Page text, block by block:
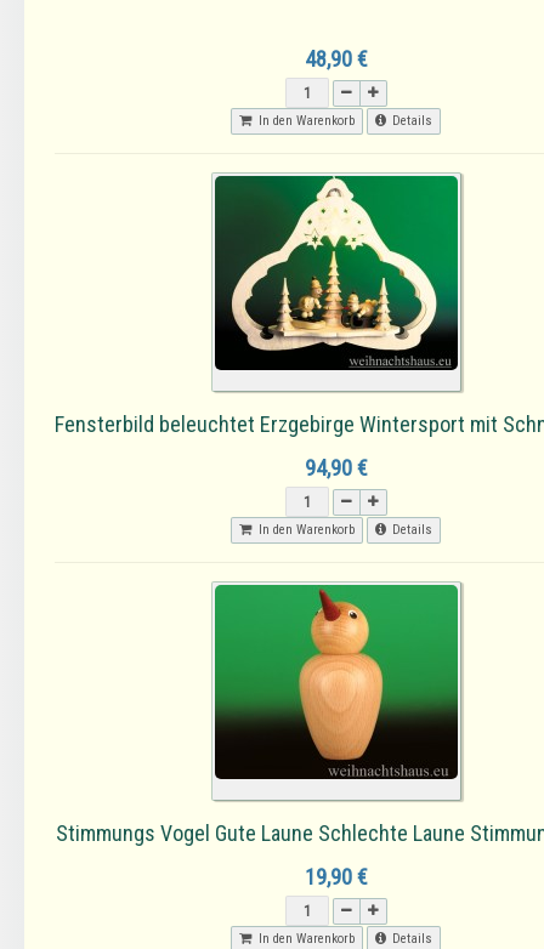
48,90 €
In den Warenkorb Details
Fensterbild beleuchtet Erzgebirge Wintersport mit
94,90 €
In den Warenkorb Details
Stimmungs Vogel Gute Laune Schlechte Laune
19,90 €
In den Warenkorb Details